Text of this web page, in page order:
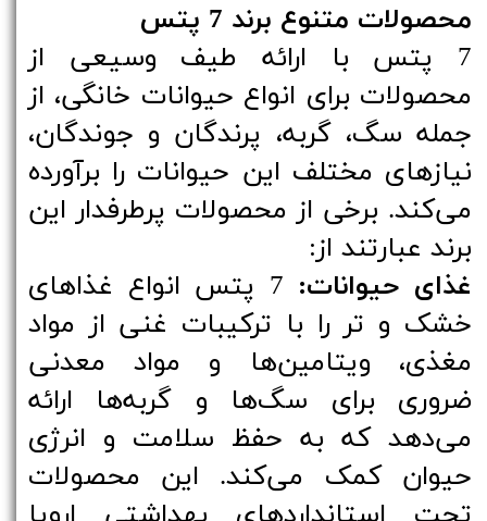
محصولات متنوع برند 7 پتس
7 پتس با ارائه طیف وسیعی از
محصولات برای انواع حیوانات خانگی، از
جمله سگ، گربه، پرندگان و جوندگان،
نیازهای مختلف این حیوانات را برآورده
می‌کند. برخی از محصولات پرطرفدار این
برند عبارتند از:
غذای حیوانات:
7 پتس انواع غذاهای
خشک و تر را با ترکیبات غنی از مواد
مغذی، ویتامین‌ها و مواد معدنی
ضروری برای سگ‌ها و گربه‌ها ارائه
می‌دهد که به حفظ سلامت و انرژی
حیوان کمک می‌کند. این محصولات